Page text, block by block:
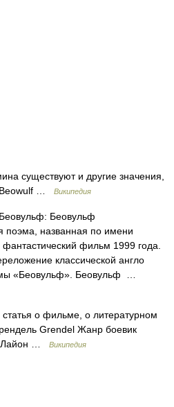
существуют и другие значения,
Beowulf …
Википедия
Беовульф
поэма, названная по имени
фильм 1999 года.
классической англо
«Беовульф». Беовульф …
о фильме, о литературном
Grendel Жанр боевик
Лайон …
Википедия